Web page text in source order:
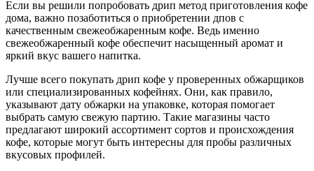
Если вы решили попробовать дрип метод приготовления кофе
дома, важно позаботиться о приобретении дпов с
качественным свежеобжаренным кофе. Ведь именно
свежеобжаренный кофе обеспечит насыщенный аромат и
яркий вкус вашего напитка.
Лучше всего покупать дрип кофе у проверенных обжарщиков
или специализированных кофейнях. Они, как правило,
указывают дату обжарки на упаковке, которая помогает
выбрать самую свежую партию. Такие магазины часто
предлагают широкий ассортимент сортов и происхождения
кофе, которые могут быть интересны для пробы различных
вкусовых профилей.